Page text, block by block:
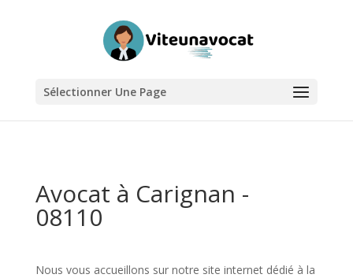
Sélectionner Une Page
Avocat à Carignan -
08110
Nous vous accueillons sur notre site internet dédié à la